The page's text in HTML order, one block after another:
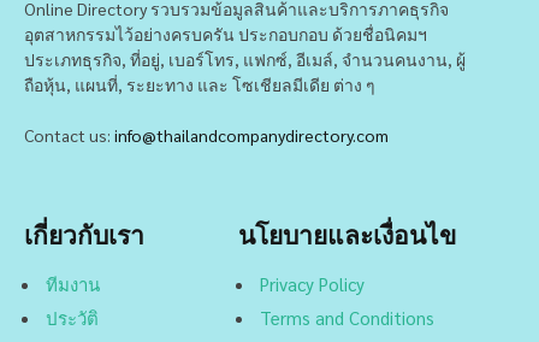
Online Directory รวบรวมข้อมูลสินค้าและบริการภาคธุรกิจ
อุตสาหกรรมไว้อย่างครบครัน ประกอบกอบ ด้วยชื่อนิคมฯ
ประเภทธุรกิจ, ที่อยู่, เบอร์โทร, แฟกซ์, อีเมล์, จำนวนคนงาน, ผู้
ถือหุ้น, แผนที่, ระยะทาง และ โซเชียลมีเดีย ต่าง ๆ
Contact us: info@thailandcompanydirectory.com
เกี่ยวกับเรา
ทีมงาน
ประวัติ
นโยบายและเงื่อนไข
Privacy Policy
Terms and Conditions